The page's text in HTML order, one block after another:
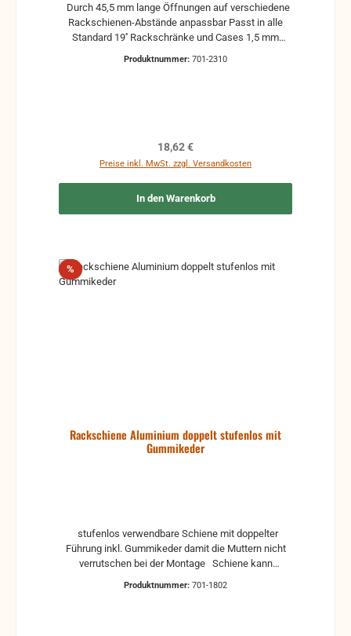
Rackschienen-Abstände anpassbar Passt in alle
Standard 19'' Rackschränke und Cases 1,5 mm
Produktnummer: 701-2310
Regulärer Preis:
18,62 €
Preise inkl. MwSt. zzgl. Versandkosten
In den Warenkorb
%Rabatt
Rackschiene Aluminium doppelt stufenlos mit
Gummikeder
Führung inkl. Gummikeder damit die Muttern nicht
verrutschen bei der Montage Schiene kann
Produktnummer: 701-1802